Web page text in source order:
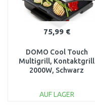
75,99 €
DOMO Cool Touch
Multigrill, Kontaktgrill
2000W, Schwarz
AUF LAGER